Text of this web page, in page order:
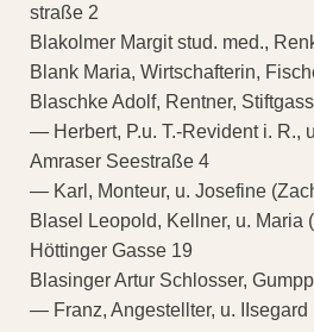
straße 2
Blakolmer Margit stud. med.,
Blank Maria, Wirtschafterin,
Blaschke Adolf, Rentner,
— Herbert, P.u. T.-Revident i. R.,
Amraser Seestraße 4
— Karl, Monteur, u. Josefine
Blasel Leopold, Kellner, u. Maria
Höttinger Gasse 19
Blasinger Artur Schlosser,
— Franz, Angestellter, u. IIsegard